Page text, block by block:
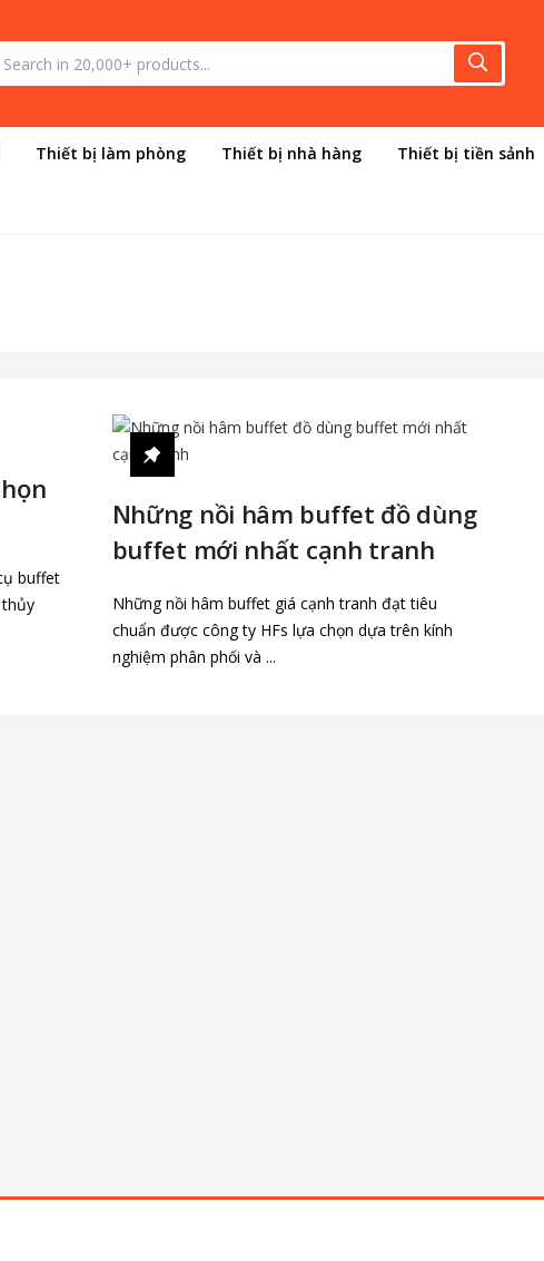
Thiết bị làm phòng Thiết bị nhà hàng Thiết bị tiền sảnh
buffet
Những nồi hâm buffet đồ dùng
buffet mới nhất cạnh tranh
Những nồi hâm buffet giá cạnh tranh đạt tiêu
chuẩn được công ty HFs lựa chọn dựa trên kính
nghiệm phân phối và ...